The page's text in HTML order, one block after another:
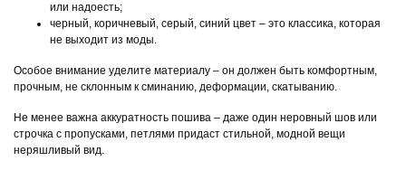
или надоесть;
черный, коричневый, серый, синий цвет – это классика, которая
не выходит из моды.
Особое внимание уделите материалу – он должен быть комфортным,
прочным, не склонным к сминанию, деформации, скатыванию.
Не менее важна аккуратность пошива – даже один неровный шов или
строчка с пропусками, петлями придаст стильной, модной вещи
неряшливый вид.